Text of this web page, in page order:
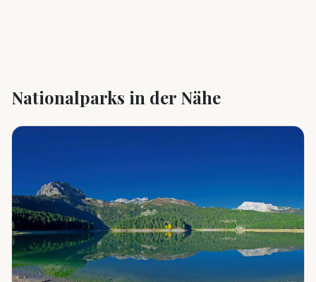
Nationalparks in der Nähe